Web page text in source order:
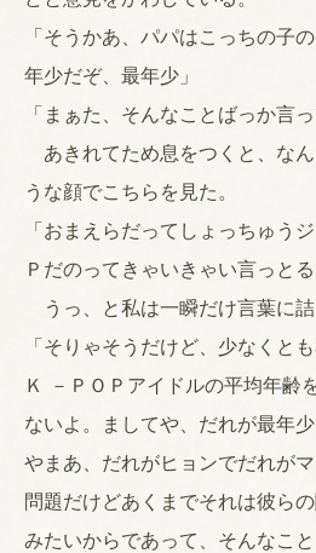
「そうかあ、パパはこっちの子
年少だぞ、最年少」
「まぁた、そんなことばっか言
あきれてため息をつくと、な
うな顔でこちらを見た。
「おまえらだってしょっちゅう
Ｐだのってきゃいきゃい言っとる
うっ、と私は一瞬だけ言葉に詰
「そりゃそうだけど、少なくと
Ｋ －ＰＯＰアイドルの平均年齢
ないよ。ましてや、だれが最年
やまあ、だれがヒョンでだれが
問題だけどあくまでそれは彼ら
みたいからであって、そんなこ